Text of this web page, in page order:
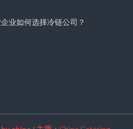
业如何选择冷链公司？